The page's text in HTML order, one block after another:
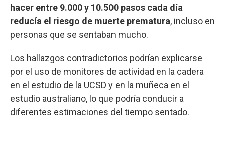
hacer entre 9.000 y 10.500 pasos cada día
reducía el riesgo de muerte prematura, incluso en
personas que se sentaban mucho.
Los hallazgos contradictorios podrían explicarse
por el uso de monitores de actividad en la cadera
en el estudio de la UCSD y en la muñeca en el
estudio australiano, lo que podría conducir a
diferentes estimaciones del tiempo sentado.